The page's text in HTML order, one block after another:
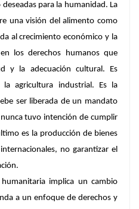
para la humanidad. La
una visión del alimento como
al crecimiento económico y la
los derechos humanos que
y la adecuación cultural. Es
agricultura industrial. Es la
ser liberada de un mandato
tuvo intención de cumplir
es la producción de bienes
no garantizar el
implica un cambio
a un enfoque de derechos y